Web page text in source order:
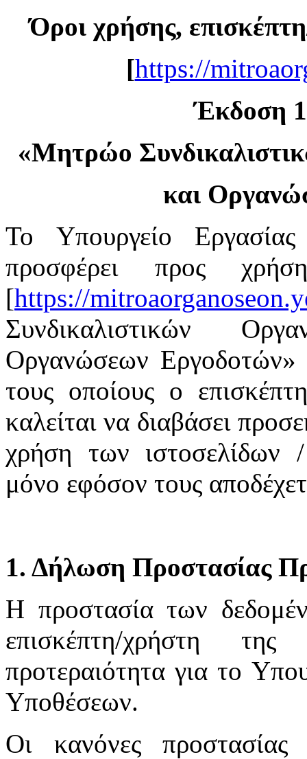
Όροι χρήσης,
[https://
Έκδοση
«Μητρώο
και
Το Υπουργείο
προσφέρει προς
[https://
Συνδικαλιστικών
Οργανώσεων Εργοδοτών»
τους οποίους ο
καλείται να διαβάσει
χρήση των ιστοσελίδων
μόνο εφόσον τους
1. Δήλωση Προστασίας
H προστασία των
επισκέπτη/χρήστη
προτεραιότητα για το
Υποθέσεων.
Οι κανόνες